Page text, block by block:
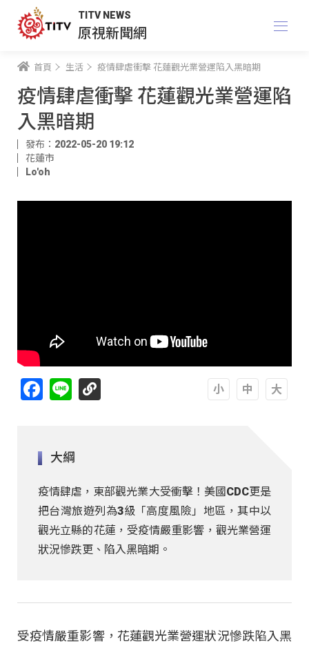
TITV NEWS
原視新聞網
首頁 生活 疫情肆虐衝擊 花蓮觀光業營運陷入黑暗期
疫情肆虐衝擊 花蓮觀光業營運陷
入黑暗期
發布：2022-05-20 19:12
花蓮市
Lo'oh
Facebook
Line
大綱
疫情肆虐，東部觀光業大受衝擊！美國CDC更是
把台灣旅遊列為3級「高度風險」地區，其中以
觀光立縣的花蓮，受疫情嚴重影響，觀光業營運
狀況慘跌更、陷入黑暗期。
受疫情嚴重影響，花蓮觀光業營運狀況慘跌陷入黑